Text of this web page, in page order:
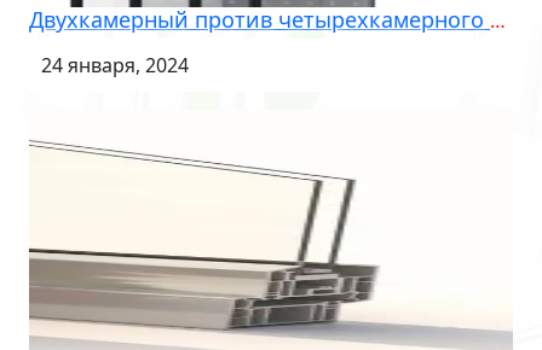
Двухкамерный против четырехкамерного стеклопакета
24 января, 2024